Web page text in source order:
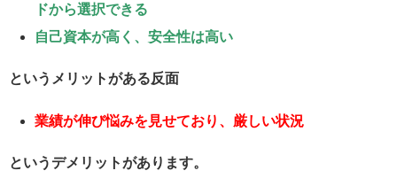
ドから選択できる
自己資本が高く、安全性は高い
というメリットがある反面
業績が伸び悩みを見せており、厳しい状況
というデメリットがあります。